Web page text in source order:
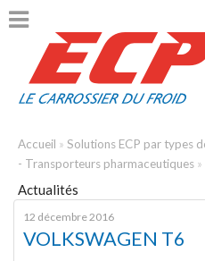
ACCUEIL
Règlementation et certifications
Accueil » Solutions ECP par types
- Transporteurs pharmaceutiques »
Actualités
12 décembre 2016
VOLKSWAGEN T6